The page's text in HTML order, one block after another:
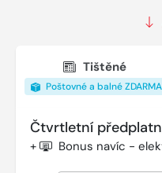
Tištěné
Poštovné a balné ZDARMA
Čtvrtletní
+ Bonus navíc -